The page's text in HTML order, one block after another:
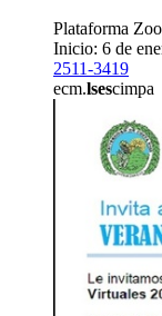
Plataforma
Inicio: 6 de
2511-3419
ecm.lsescimpa